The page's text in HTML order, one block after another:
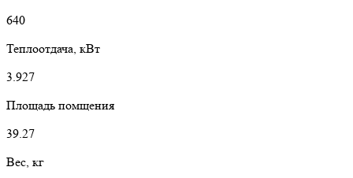
640
Теплоотдача, кВт
3.927
Площадь помщения
39.27
Вес, кг